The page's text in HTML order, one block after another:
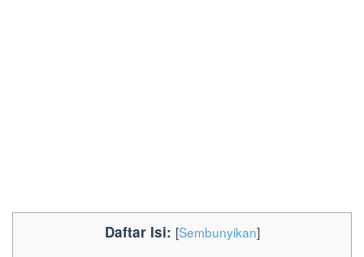
Daftar Isi: [Sembunyikan]